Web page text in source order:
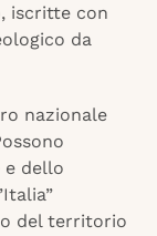
iscritte con
da
nazionale
dello
del territorio